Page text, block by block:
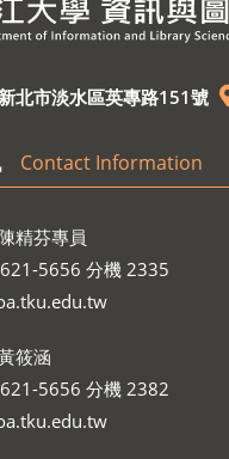
北市淡水區英專路151號
Contact Information
精芬專員
5656 分機 2335
筱涵
5656 分機 2382